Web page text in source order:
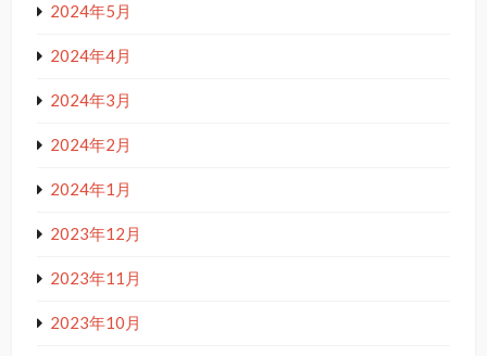
2024年5月
2024年4月
2024年3月
2024年2月
2024年1月
2023年12月
2023年11月
2023年10月